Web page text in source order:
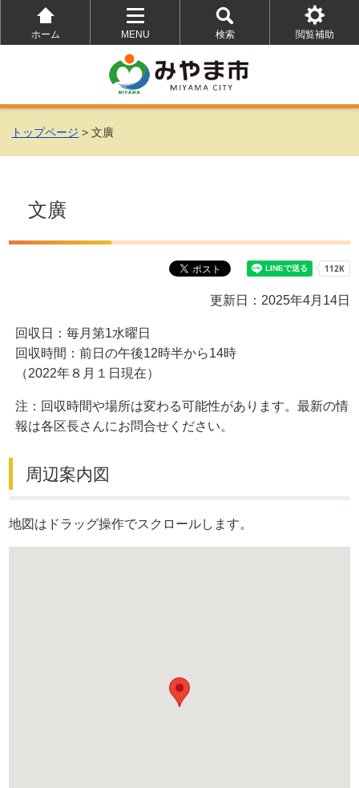
ホーム
MENU
を
開
く
検索
を
開
く
閲覧補助
を
トップページ > 文廣
文廣
更新日：2025年4月14日
回収日：毎月第1水曜日
回収時間：前日の午後12時半から14時
（2022年８月１日現在）
注：回収時間や場所は変わる可能性があります。最新の情
報は各区長さんにお問合せください。
周辺案内図
地図はドラッグ操作でスクロールします。